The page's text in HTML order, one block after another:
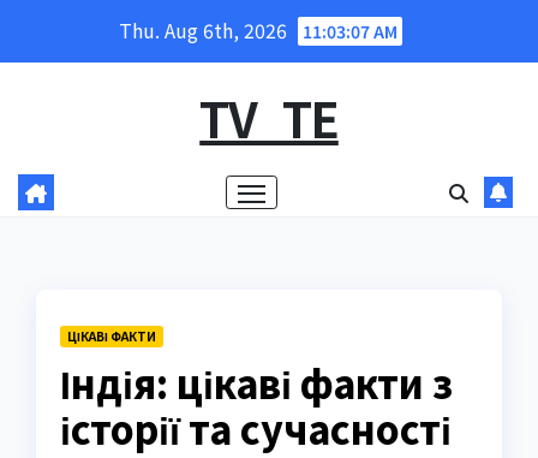
Thu. Aug 6th, 2026 11:03:08 AM
TV_TE
ЦІКАВІ ФАКТИ
Індія: цікаві факти з
історії та сучасності